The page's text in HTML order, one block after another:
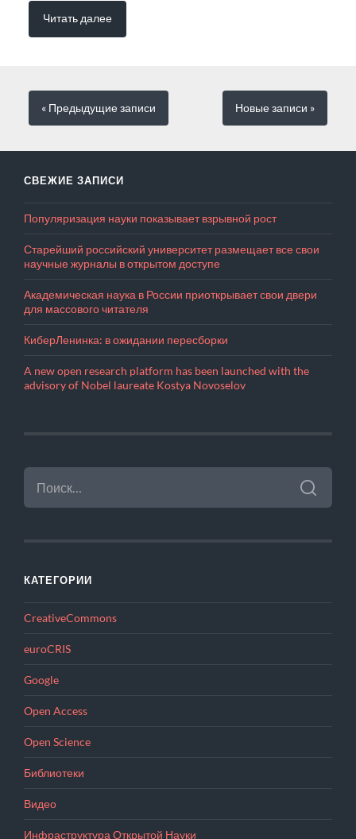
Читать далее
« Предыдущиезаписи Новыезаписи »
СВЕЖИЕ ЗАПИСИ
Популяризация науки показывает взрывной рост
Старейший российский университет размещает все свои
научные журналы в открытом доступе
Академическая наука в России приоткрывает свои двери
для массового читателя
КиберЛенинка: в ожидании пересборки
A new open research platform has been launched with the
advisory of Nobel laureate Kostya Novoselov
НАЙТИ:
КАТЕГОРИИ
CreativeCommons
euroCRIS
Google
Open Access
Open Science
Библиотеки
Видео
Инфраструктура Открытой Науки